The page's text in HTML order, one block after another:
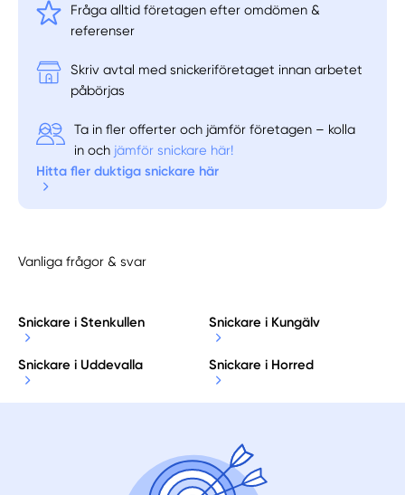
Fråga alltid företagen efter omdömen &
referenser
Skriv avtal med snickeriföretaget innan arbetet
påbörjas
Ta in fler offerter och jämför företagen – kolla
in och jämför snickare här!
Hitta fler duktiga snickare här
Vanliga frågor & svar
Snickare i Stenkullen Snickare i Kungälv
Snickare i Uddevalla Snickare i Horred